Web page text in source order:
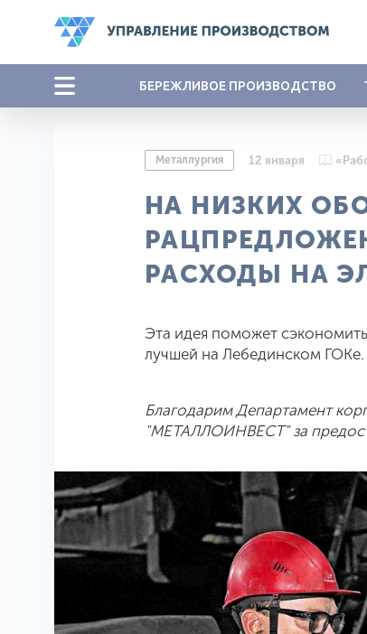
БЕРЕЖЛИВОЕ ПРОИЗВОДСТВО
Металлургия 12 января
НА НИЗКИХ
РАСХОДЫ НА
Эта идея поможет
лучшей на Лебединском ГОКе.
Благодарим Департамент
"МЕТАЛЛОИНВЕСТ" за